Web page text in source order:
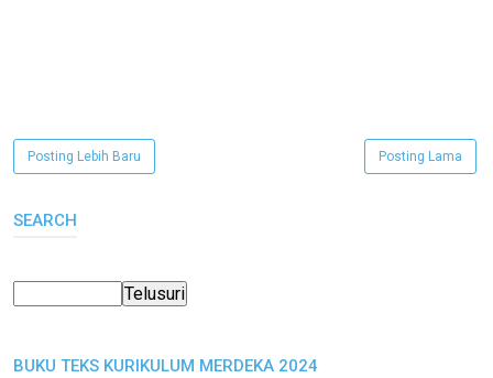
Posting Lebih Baru Posting Lama
SEARCH
BUKU TEKS KURIKULUM MERDEKA 2024